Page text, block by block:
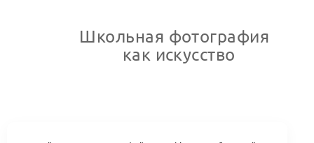
Школьная фотография
как искусство